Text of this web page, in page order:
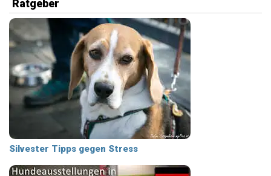
Ratgeber
Silvester Tipps gegen Stress